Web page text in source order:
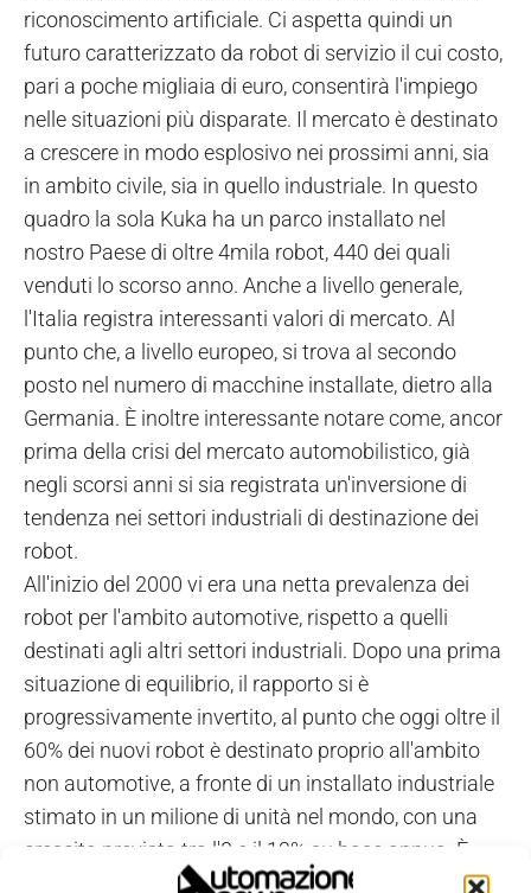
riconoscimento artificiale. Ci aspetta quindi un
futuro caratterizzato da robot di servizio il cui costo,
pari a poche migliaia di euro, consentirà l'impiego
nelle situazioni più disparate. Il mercato è destinato
a crescere in modo esplosivo nei prossimi anni, sia
in ambito civile, sia in quello industriale. In questo
quadro la sola Kuka ha un parco installato nel
nostro Paese di oltre 4mila robot, 440 dei quali
venduti lo scorso anno. Anche a livello generale,
l'Italia registra interessanti valori di mercato. Al
punto che, a livello europeo, si trova al secondo
posto nel numero di macchine installate, dietro alla
Germania. È inoltre interessante notare come, ancor
prima della crisi del mercato automobilistico, già
negli scorsi anni si sia registrata un'inversione di
tendenza nei settori industriali di destinazione dei
robot.
All'inizio del 2000 vi era una netta prevalenza dei
robot per l'ambito automotive, rispetto a quelli
destinati agli altri settori industriali. Dopo una prima
situazione di equilibrio, il rapporto si è
progressivamente invertito, al punto che oggi oltre il
60% dei nuovi robot è destinato proprio all'ambito
non automotive, a fronte di un installato industriale
stimato in un milione di unità nel mondo, con una
crescita prevista tra l'8 e il 12% su base annua. È
quindi prevedibile che, entro la fine del prossimo